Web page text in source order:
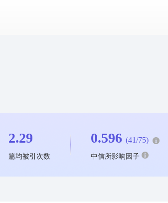
2.29
篇均被引次数
0.596 (41/75)
中信所影响因子